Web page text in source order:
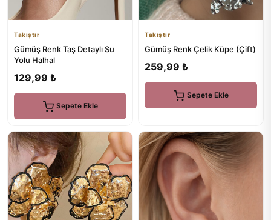
Takıştır
Gümüş Renk Taş Detaylı Su
Yolu Halhal
129,99 ₺
Sepete Ekle
Takıştır
Gümüş Renk Çelik Küpe (Çift)
259,99 ₺
Sepete Ekle